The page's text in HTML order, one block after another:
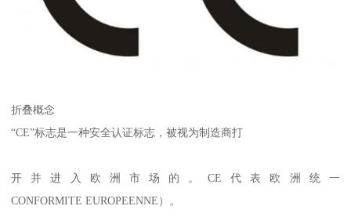
折叠概念
“CE”标志是一种安全认证标志，被视为制造商打
开并进入欧洲市场的。CE代表欧洲统一
CONFORMITE EUROPEENNE）。